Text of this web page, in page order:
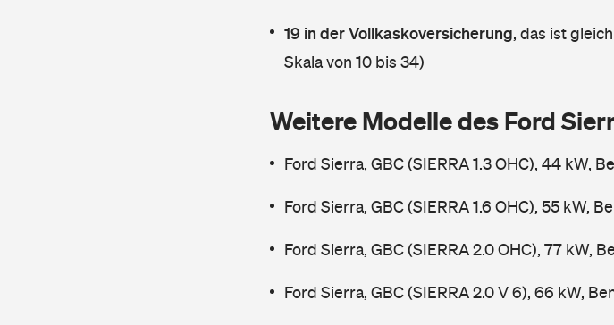
19 in der Vollkaskoversicherung, das ist
Skala von 10 bis 34)
Weitere Modelle des Ford
Ford Sierra, GBC (SIERRA 1.3 OHC), 44 kW,
Ford Sierra, GBC (SIERRA 1.6 OHC), 55 kW,
Ford Sierra, GBC (SIERRA 2.0 OHC), 77 kW,
Ford Sierra, GBC (SIERRA 2.0 V 6), 66 kW,